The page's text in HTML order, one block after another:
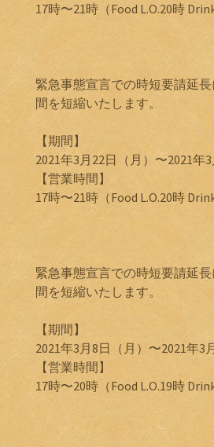
17時〜21時（Food L.O.20時 Drink
緊急事態宣言での時短要請延
間を短縮いたします。
【期間】
2021年3月22日（月）〜2021年3
【営業時間】
17時〜21時（Food L.O.20時 Drink
緊急事態宣言での時短要請延
間を短縮いたします。
【期間】
2021年3月8日（月）〜2021年3
【営業時間】
17時〜20時（Food L.O.19時